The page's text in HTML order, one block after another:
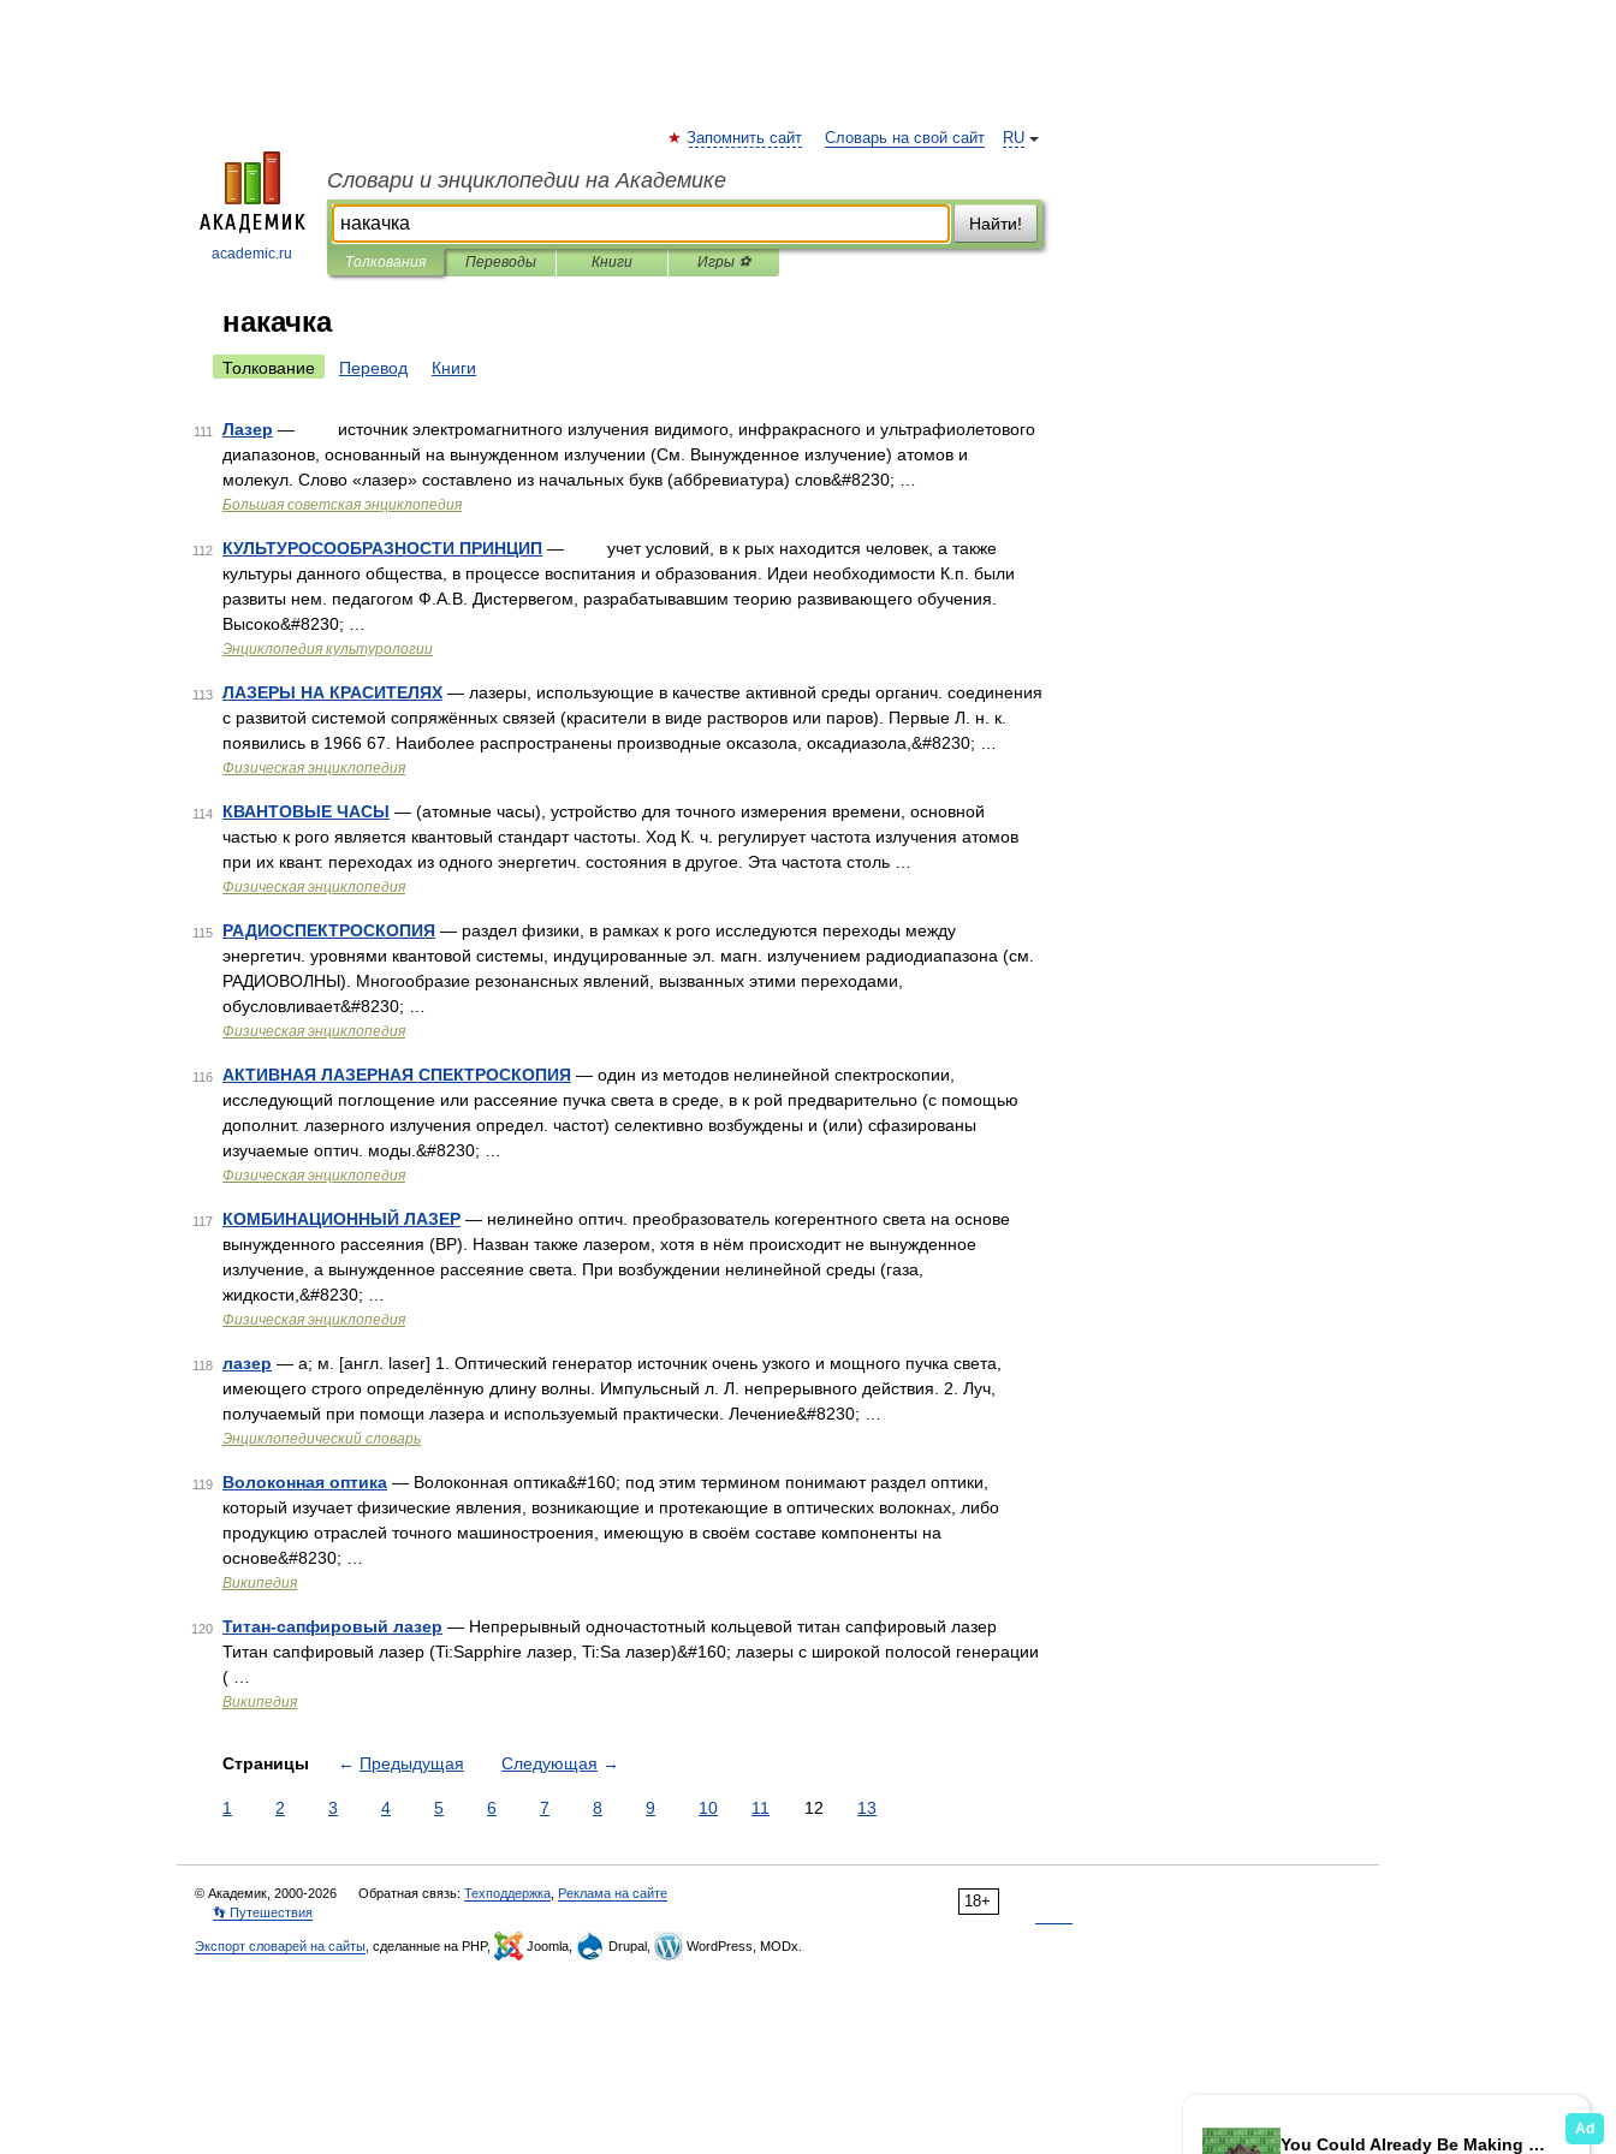
academic.ru
RU
Запомнить сайт Словарь на свой сайт
Словари и энциклопедии на Академике
Найти!
Толкования Переводы Книги Игры ⚽
накачка
Толкование Перевод Книги
111 Лазер — источник электромагнитного излучения видимого, инфракрасного и ультрафиолетового
диапазонов, основанный на вынужденном излучении (См. Вынужденное излучение) атомов и
молекул. Слово «лазер» составлено из начальных букв (аббревиатура) слов&#8230; …
Большая советская энциклопедия
112 КУЛЬТУРОСООБРАЗНОСТИ ПРИНЦИП — учет условий, в к рых находится человек, а также
культуры данного общества, в процессе воспитания и образования. Идеи необходимости К.п. были
развиты нем. педагогом Ф.А.В. Дистервегом, разрабатывавшим теорию развивающего обучения.
Высоко&#8230; …
Энциклопедия культурологии
113 ЛАЗЕРЫ НА КРАСИТЕЛЯХ — лазеры, использующие в качестве активной среды органич. соединения
с развитой системой сопряжённых связей (красители в виде растворов или паров). Первые Л. н. к.
появились в 1966 67. Наиболее распространены производные оксазола, оксадиазола,&#8230; …
Физическая энциклопедия
114 КВАНТОВЫЕ ЧАСЫ — (атомные часы), устройство для точного измерения времени, основной
частью к рого является квантовый стандарт частоты. Ход К. ч. регулирует частота излучения атомов
при их квант. переходах из одного энергетич. состояния в другое. Эта частота столь …
Физическая энциклопедия
115 РАДИОСПЕКТРОСКОПИЯ — раздел физики, в рамках к рого исследуются переходы между
энергетич. уровнями квантовой системы, индуцированные эл. магн. излучением радиодиапазона (см.
РАДИОВОЛНЫ). Многообразие резонансных явлений, вызванных этими переходами,
обусловливает&#8230; …
Физическая энциклопедия
116 АКТИВНАЯ ЛАЗЕРНАЯ СПЕКТРОСКОПИЯ — один из методов нелинейной спектроскопии,
исследующий поглощение или рассеяние пучка света в среде, в к рой предварительно (с помощью
дополнит. лазерного излучения определ. частот) селективно возбуждены и (или) сфазированы
изучаемые оптич. моды.&#8230; …
Физическая энциклопедия
117 КОМБИНАЦИОННЫЙ ЛАЗЕР — нелинейно оптич. преобразователь когерентного света на основе
вынужденного рассеяния (ВР). Назван также лазером, хотя в нём происходит не вынужденное
излучение, а вынужденное рассеяние света. При возбуждении нелинейной среды (газа,
жидкости,&#8230; …
Физическая энциклопедия
118 лазер — а; м. [англ. laser] 1. Оптический генератор источник очень узкого и мощного пучка света,
имеющего строго определённую длину волны. Импульсный л. Л. непрерывного действия. 2. Луч,
получаемый при помощи лазера и используемый практически. Лечение&#8230; …
Энциклопедический словарь
119 Волоконная оптика — Волоконная оптика&#160; под этим термином понимают раздел оптики,
который изучает физические явления, возникающие и протекающие в оптических волокнах, либо
продукцию отраслей точного машиностроения, имеющую в своём составе компоненты на
основе&#8230; …
Википедия
120 Титан-сапфировый лазер — Непрерывный одночастотный кольцевой титан сапфировый лазер
Титан сапфировый лазер (Ti:Sapphire лазер, Ti:Sa лазер)&#160; лазеры с широкой полосой генерации
( …
Википедия
Страницы ← Предыдущая Следующая →
1 2 3 4 5 6 7 8 9 10 11 12 13
18+
© Академик, 2000-2026 Обратная связь: Техподдержка Реклама на сайте
👣 Путешествия
Экспорт словарей на сайты , сделанные на PHP, Joomla, Drupal, WordPress, MODx.